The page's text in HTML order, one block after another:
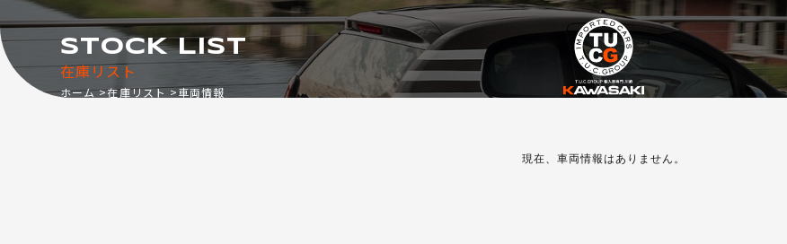
在庫リスト
STOCK LIST
ホーム 在庫リスト 車両情報
現在、車両情報はありません。